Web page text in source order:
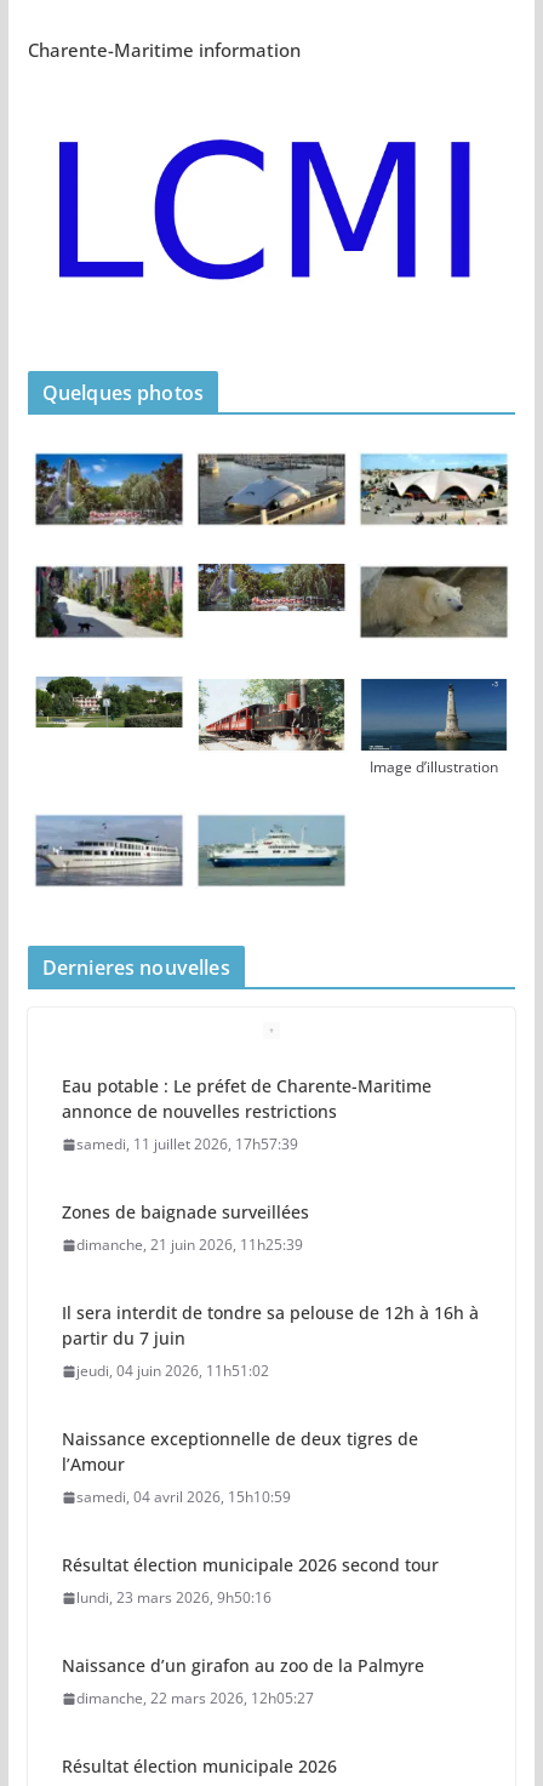
Charente-Maritime information
Quelques photos
Image d’illustration
Dernieres nouvelles
Zones de baignade surveillées
dimanche, 21 juin 2026, 11h25:39
partir du 7 juin
jeudi, 04 juin 2026, 11h51:02
Naissance exceptionnelle de deux tigres de
l’Amour
samedi, 04 avril 2026, 15h10:59
Résultat élection municipale 2026 second tour
lundi, 23 mars 2026, 9h50:16
dimanche, 22 mars 2026, 12h05:27
dimanche, 15 mars 2026, 23h34:18
jeudi, 05 mars 2026, 19h46:46